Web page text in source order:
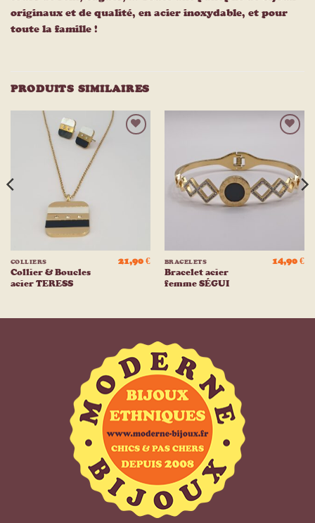
originaux et de qualité, en acier inoxydable, et pour
toute la famille !
PRODUITS SIMILAIRES
COLLIERS
Collier & Boucles
acier TERESS
21,90€
liste
d’envies
BRACELETS
Bracelet acier
femme SÉGUI
14,90€